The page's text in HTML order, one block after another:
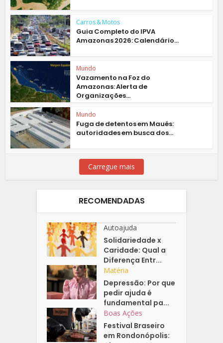
Carros & Motos
Guia Completo do IPVA
Amazonas 2026: Calendário...
Mundo
Vazamento na Foz do
Amazonas: Alerta de
Organizações...
Mundo
Fuga de detentos em Maués:
autoridades em busca dos...
Carregue mais
RECOMENDADAS
Autoajuda
Solidariedade x
Caridade: Qual a
Diferença Entr...
Matéria
Depressão: Por que
pedir ajuda é
fundamental pa...
Boas Ações
Festival Braseiro
em Rondonópolis: